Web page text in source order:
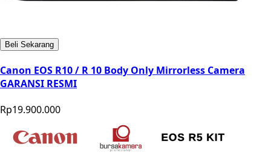
Beli Sekarang
Canon EOS R10 / R 10 Body Only Mirrorless Camera
GARANSI RESMI
Rp19.900.000